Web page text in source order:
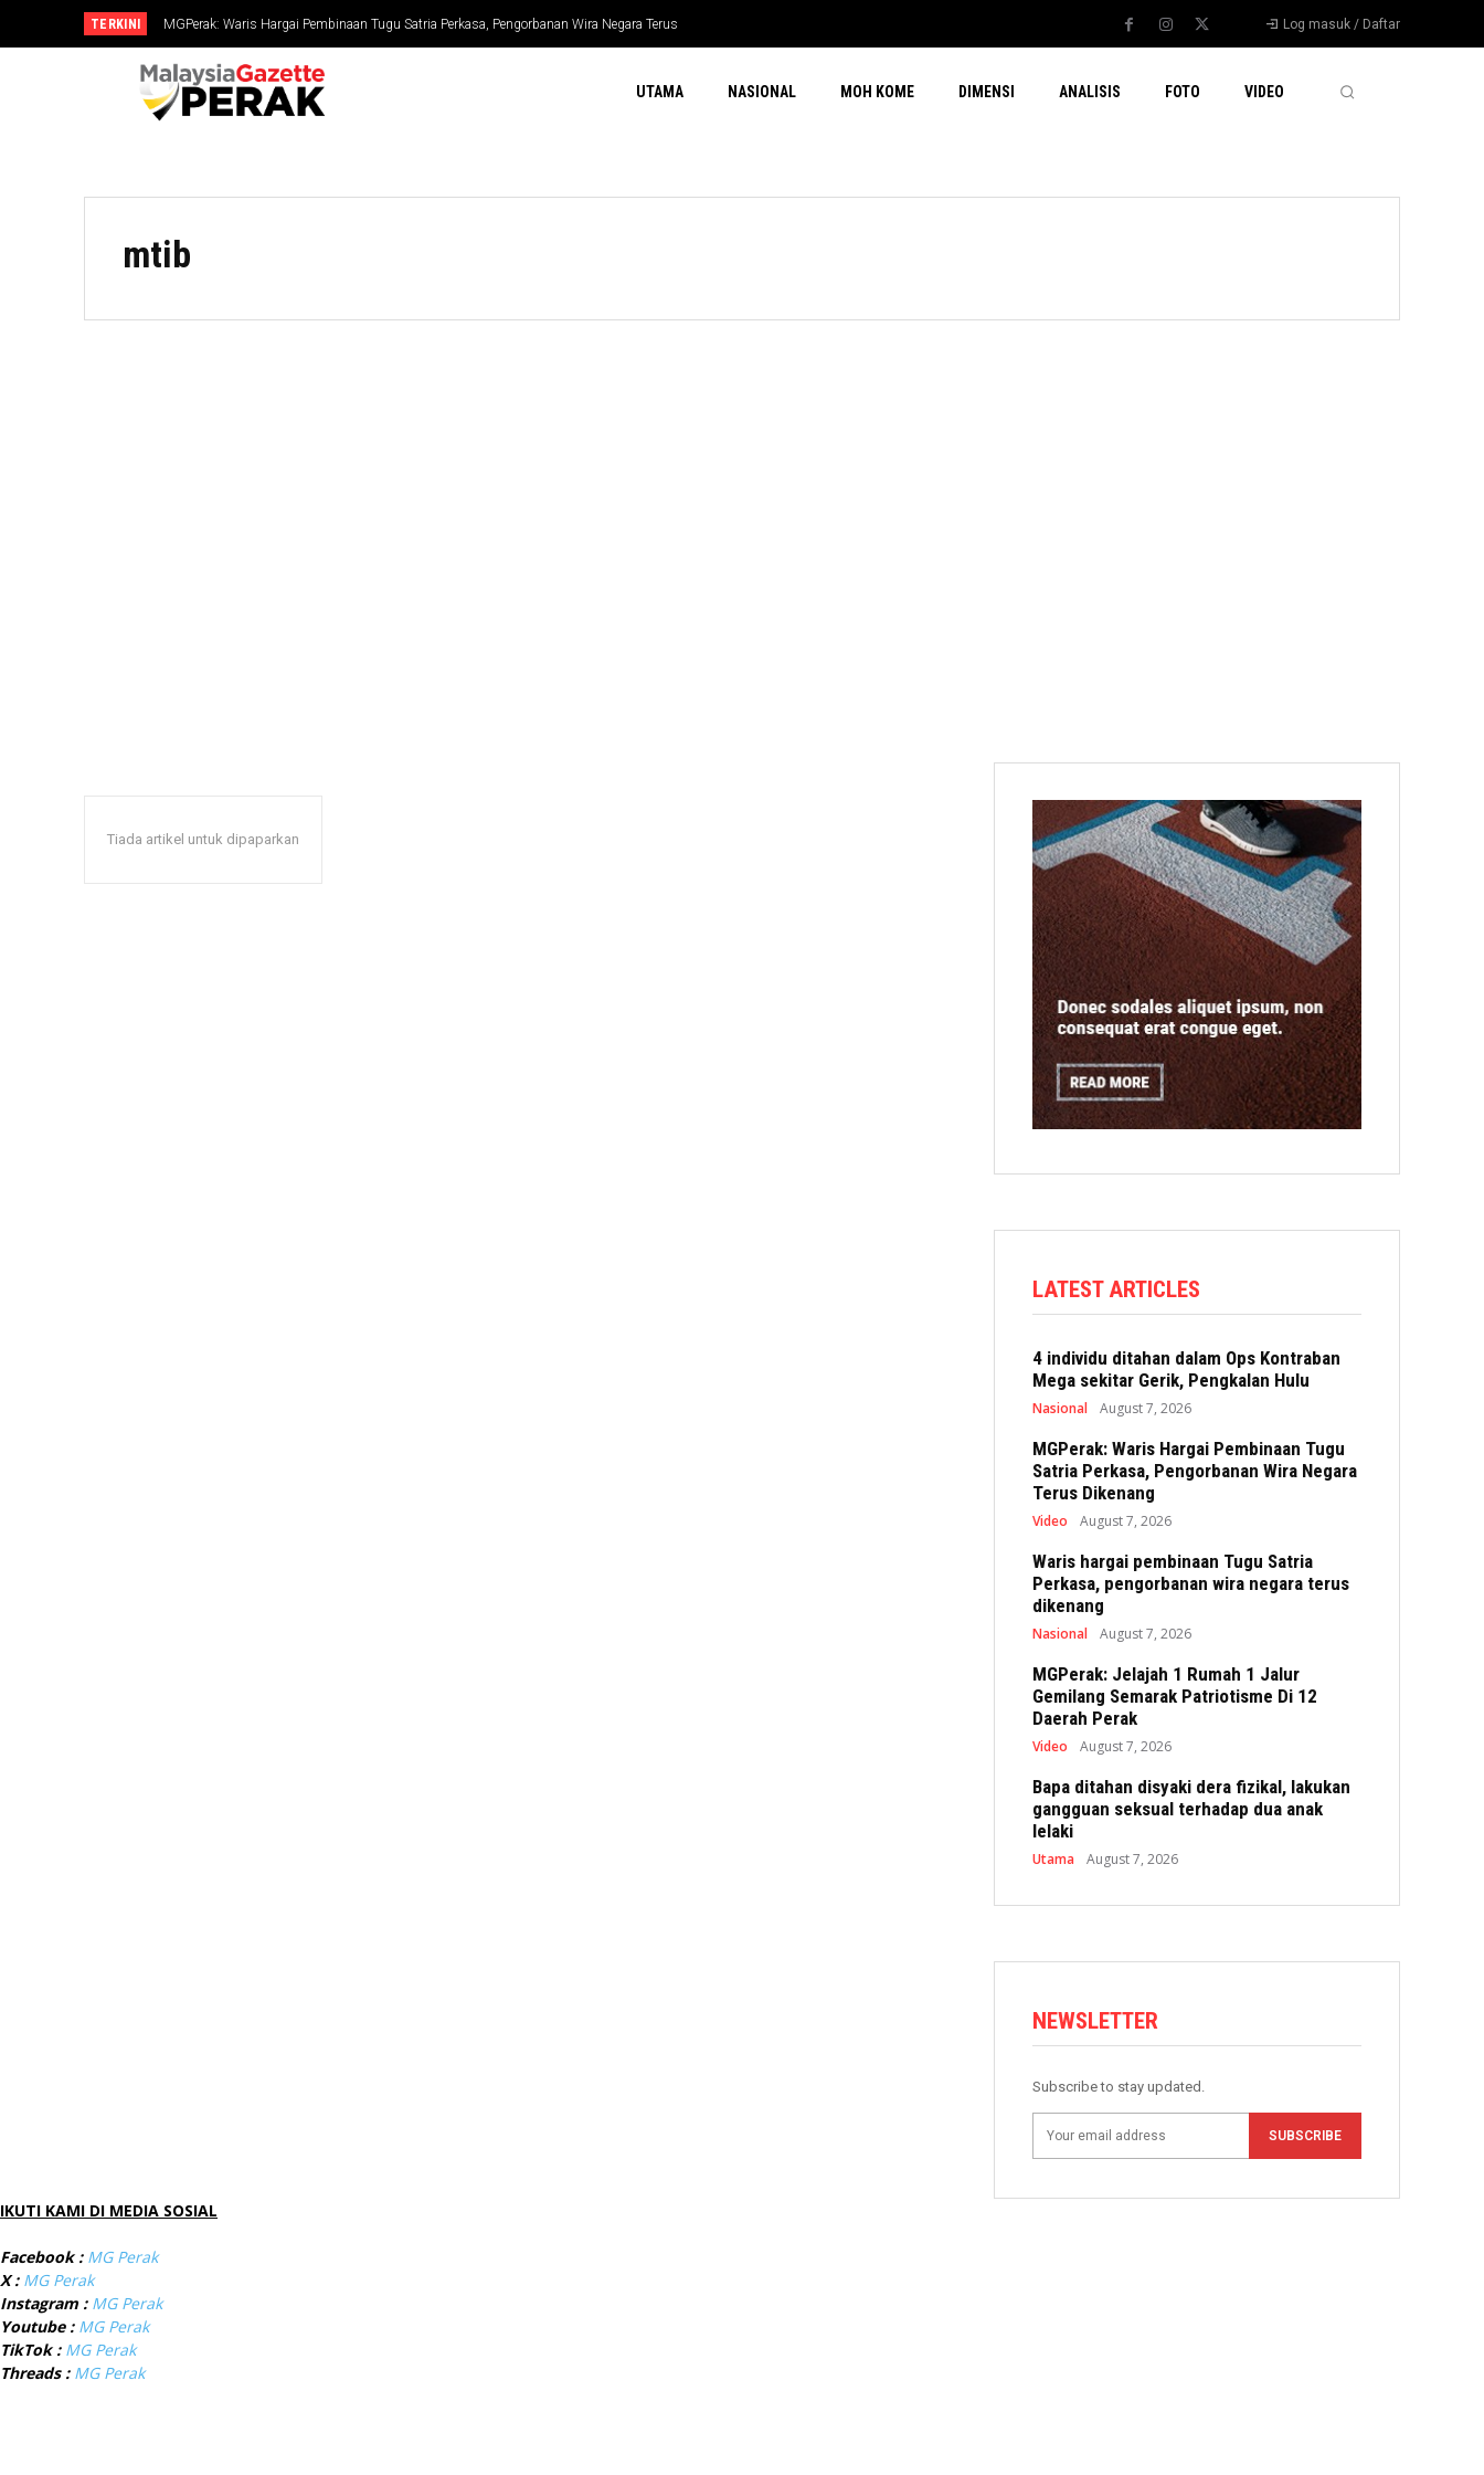
TERKINI
MGPerak: Waris Hargai Pembinaan Tugu Satria Perkasa, Pengorbanan Wira Negara Terus
Dikenang
Log masuk / Daftar
UTAMA NASIONAL MOH KOME DIMENSI ANALISIS FOTO VIDEO
mtib
Tiada artikel untuk dipaparkan
LATEST ARTICLES
4 individu ditahan dalam Ops Kontraban
Mega sekitar Gerik, Pengkalan Hulu
Nasional August 7, 2026
MGPerak: Waris Hargai Pembinaan Tugu
Satria Perkasa, Pengorbanan Wira Negara
Terus Dikenang
Video August 7, 2026
Waris hargai pembinaan Tugu Satria
Perkasa, pengorbanan wira negara terus
dikenang
Nasional August 7, 2026
MGPerak: Jelajah 1 Rumah 1 Jalur
Gemilang Semarak Patriotisme Di 12
Daerah Perak
Video August 7, 2026
Bapa ditahan disyaki dera fizikal, lakukan
gangguan seksual terhadap dua anak
lelaki
Utama August 7, 2026
NEWSLETTER
Subscribe to stay updated.
SUBSCRIBE
IKUTI KAMI DI MEDIA SOSIAL
Facebook : MG Perak
X : MG Perak
Instagram : MG Perak
Youtube : MG Perak
TikTok : MG Perak
Threads : MG Perak